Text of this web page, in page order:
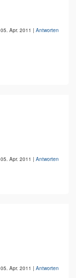
05. Apr. 2011 | Antworten
05. Apr. 2011 | Antworten
05. Apr. 2011 | Antworten